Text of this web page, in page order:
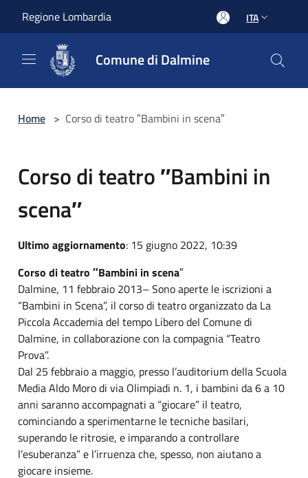
Regione Lombardia ITA
Comune di Dalmine
Home > Corso di teatro ″Bambini in scena″
Corso di teatro ″Bambini in
scena″
Ultimo aggiornamento: 15 giugno 2022, 10:39
Corso di teatro ″Bambini in scena″
Dalmine, 11 febbraio 2013– Sono aperte le iscrizioni a
“Bambini in Scena”, il corso di teatro organizzato da La
Piccola Accademia del tempo Libero del Comune di
Dalmine, in collaborazione con la compagnia “Teatro
Prova”.
Dal 25 febbraio a maggio, presso l’auditorium della Scuola
Media Aldo Moro di via Olimpiadi n. 1, i bambini da 6 a 10
anni saranno accompagnati a “giocare” il teatro,
cominciando a sperimentarne le tecniche basilari,
superando le ritrosie, e imparando a controllare
l’esuberanza” e l’irruenza che, spesso, non aiutano a
giocare insieme.